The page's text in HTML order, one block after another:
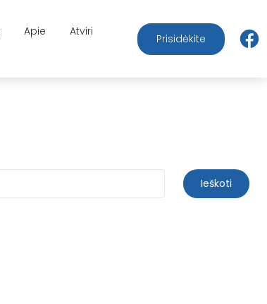
Apie
Atviri
Prisidėkite
Ieškoti